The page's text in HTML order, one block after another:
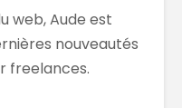
web, Aude est
nouveautés
freelances.